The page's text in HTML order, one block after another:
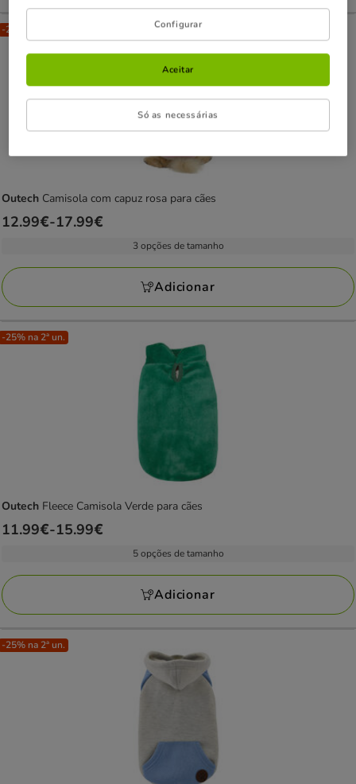
-25% na 2ª un.
Outech Camisola com capuz rosa para cães
Preço
a
17.99€
12.99€-17.99€
3 opções de tamanho
Adicionar
-25% na 2ª un.
Outech Fleece Camisola Verde para cães
Preço
a
15.99€
11.99€-15.99€
5 opções de tamanho
Adicionar
-25% na 2ª un.
Configurar
Só as necessárias
Aceitar